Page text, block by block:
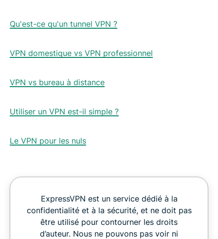
Qu'est-ce qu'un tunnel VPN ?
VPN domestique vs VPN professionnel
VPN vs bureau à distance
Utiliser un VPN est-il simple ?
Le VPN pour les nuls
ExpressVPN est un service dédié à la
confidentialité et à la sécurité, et ne doit pas
être utilisé pour contourner les droits
d’auteur. Nous ne pouvons pas voir ni